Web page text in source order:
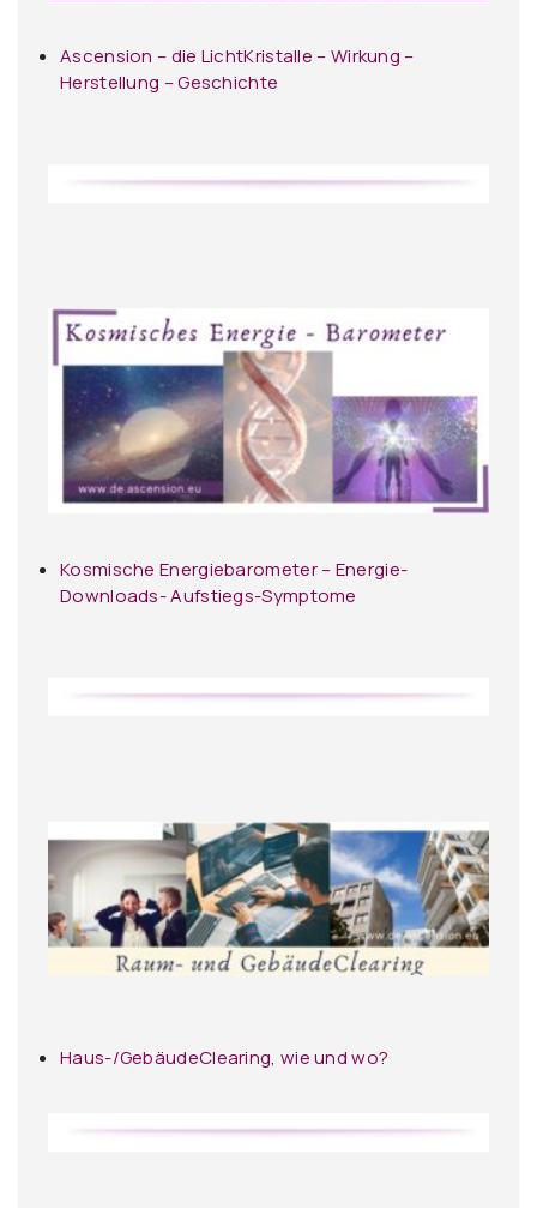
Ascension – die LichtKristalle – Wirkung –
Herstellung – Geschichte
Kosmische Energiebarometer – Energie-
Downloads- Aufstiegs-Symptome
Haus-/GebäudeClearing, wie und wo?